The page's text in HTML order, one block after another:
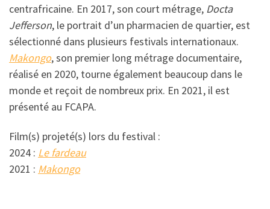
centrafricaine. En 2017, son court métrage, Docta
Jefferson, le portrait d’un pharmacien de quartier, est
sélectionné dans plusieurs festivals internationaux.
Makongo, son premier long métrage documentaire,
réalisé en 2020, tourne également beaucoup dans le
monde et reçoit de nombreux prix. En 2021, il est
présenté au FCAPA.
Film(s) projeté(s) lors du festival :
2024 : Le fardeau
2021 : Makongo